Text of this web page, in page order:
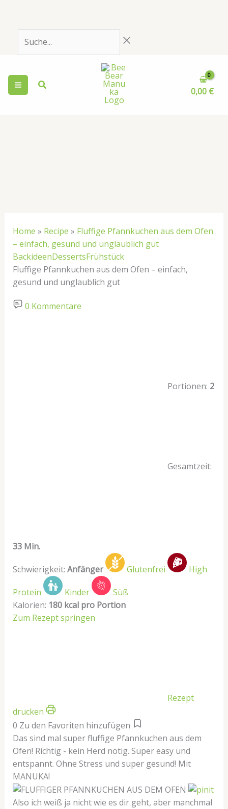
springen
0,00 €
Home » Recipe » Fluffige Pfannkuchen aus dem Ofen
– einfach, gesund und unglaublich gut
BackideenDessertsFrühstück
Fluffige Pfannkuchen aus dem Ofen – einfach,
gesund und unglaublich gut
0 Kommentare
Portionen: 2
Gesamtzeit:
33 Min.
Schwierigkeit: Anfänger Glutenfrei High
Protein Kinder
Süß
Kalorien: 180 kcal pro Portion
Zum Rezept springen
Rezept
drucken
0 Zu den Favoriten hinzufügen
Das sind mal super fluffige Pfannkuchen aus dem
Ofen! Richtig - kein Herd nötig. Super easy und
entspannt. Ohne Stress und super gesund! Mit
MANUKA!
Also ich weiß ja nicht wie es dir geht, aber manchmal